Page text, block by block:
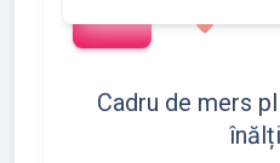
favorite
Cadru de mers